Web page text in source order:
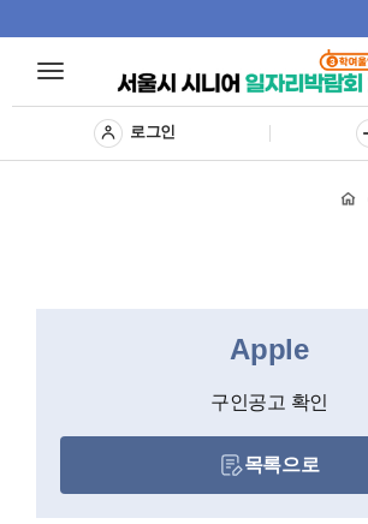
Toggle
navigation
로그인
Apple
구인공고 확인
목록으로